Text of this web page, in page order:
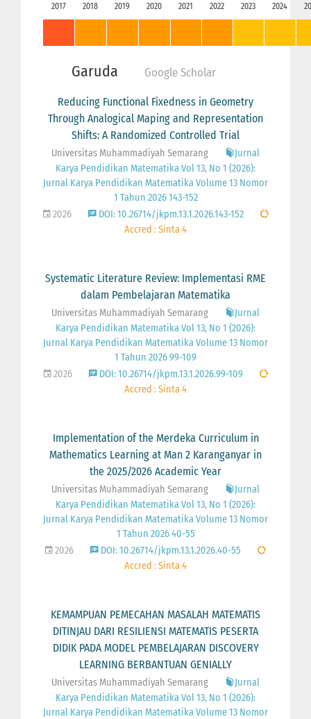
2017 2018 2019 2020 2021 2022 2023 2024
Garuda Google Scholar
Reducing Functional Fixedness in Geometry
Through Analogical Maping and Representation
Shifts: A Randomized Controlled Trial
Universitas Muhammadiyah Semarang
Jurnal
Karya Pendidikan Matematika Vol 13, No 1 (2026):
Jurnal Karya Pendidikan Matematika Volume 13 Nomor
1 Tahun 2026 143-152
2026
DOI: 10.26714/jkpm.13.1.2026.143-152
Accred : Sinta 4
Systematic Literature Review: Implementasi RME
dalam Pembelajaran Matematika
Universitas Muhammadiyah Semarang
Jurnal
Karya Pendidikan Matematika Vol 13, No 1 (2026):
Jurnal Karya Pendidikan Matematika Volume 13 Nomor
1 Tahun 2026 99-109
2026
DOI: 10.26714/jkpm.13.1.2026.99-109
Accred : Sinta 4
Implementation of the Merdeka Curriculum in
Mathematics Learning at Man 2 Karanganyar in
the 2025/2026 Academic Year
Universitas Muhammadiyah Semarang
Jurnal
Karya Pendidikan Matematika Vol 13, No 1 (2026):
Jurnal Karya Pendidikan Matematika Volume 13 Nomor
1 Tahun 2026 40-55
2026
DOI: 10.26714/jkpm.13.1.2026.40-55
Accred : Sinta 4
KEMAMPUAN PEMECAHAN MASALAH MATEMATIS
DITINJAU DARI RESILIENSI MATEMATIS PESERTA
DIDIK PADA MODEL PEMBELAJARAN DISCOVERY
LEARNING BERBANTUAN GENIALLY
Universitas Muhammadiyah Semarang
Jurnal
Karya Pendidikan Matematika Vol 13, No 1 (2026):
Jurnal Karya Pendidikan Matematika Volume 13 Nomor